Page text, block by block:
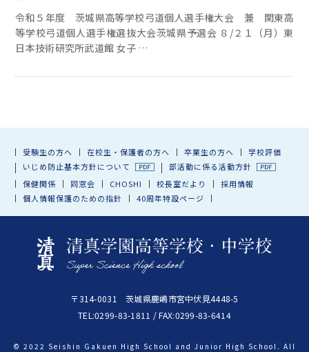
令和５年度 茨城県高等学校弓道個人選手権大会 兼 関東高
等学校弓道個人選手権選抜大会茨城県予選会 ８/２１（月）東
日本技術研究所武道館 女子 …
受験生の方へ 在校生・保護者の方へ 卒業生の方へ
学校評価
いじめ防止基本方針について
部活動に係る活動方針
保健関係
同窓会 CHOSHI 校長室だより
採用情報
個人情報保護のための指針
40周年特設ページ
〒314-0031 茨城県鹿嶋市宮中伏見4448-5
TEL:0299-83-1811 / FAX:0299-83-6414
© 2022 Seishin Gakuen High School and Junior High School. All